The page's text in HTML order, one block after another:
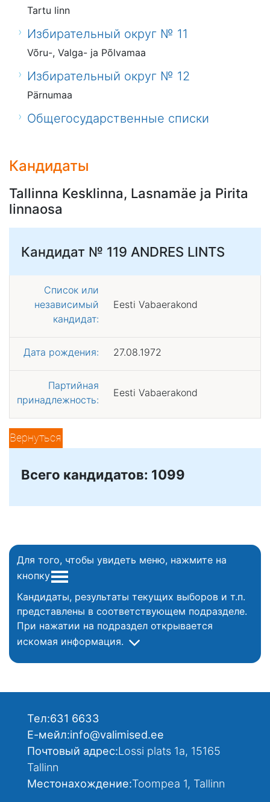
Tartu linn
Избирательный округ № 11
Võru-, Valga- ja Põlvamaa
Избирательный округ № 12
Pärnumaa
Общегосударственные списки
Кандидаты
Tallinna Kesklinna, Lasnamäe ja Pirita
linnaosa
Кандидат № 119 ANDRES LINTS
Список или
независимый
кандидат:
Eesti Vabaerakond
Дата рождения: 27.08.1972
Партийная
принадлежность:
Eesti Vabaerakond
Вернуться
Всего кандидатов: 1099
Для того, чтобы увидеть меню, нажмите на
кнопку
Кандидаты, результаты текущих выборов и т.п.
представлены в соответствующем подразделе.
При нажатии на подраздел открывается
искомая информация.
Тел:631 6633
Е-мейл:info@valimised.ee
Почтовый адрес:Lossi plats 1a, 15165
Tallinn
Местонахождение:Toompea 1, Tallinn